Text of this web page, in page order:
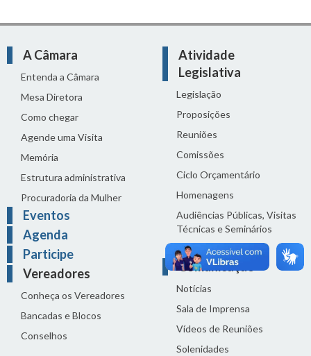
A Câmara
Entenda a Câmara
Mesa Diretora
Como chegar
Agende uma Visita
Memória
Estrutura administrativa
Procuradoria da Mulher
Eventos
Agenda
Participe
Vereadores
Conheça os Vereadores
Bancadas e Blocos
Conselhos
Atividade
Legislativa
Legislação
Proposições
Reuniões
Comissões
Ciclo Orçamentário
Homenagens
Audiências Públicas, Visitas
Técnicas e Seminários
Distribuição do dia
Comunicação
Notícias
Sala de Imprensa
Vídeos de Reuniões
Solenidades